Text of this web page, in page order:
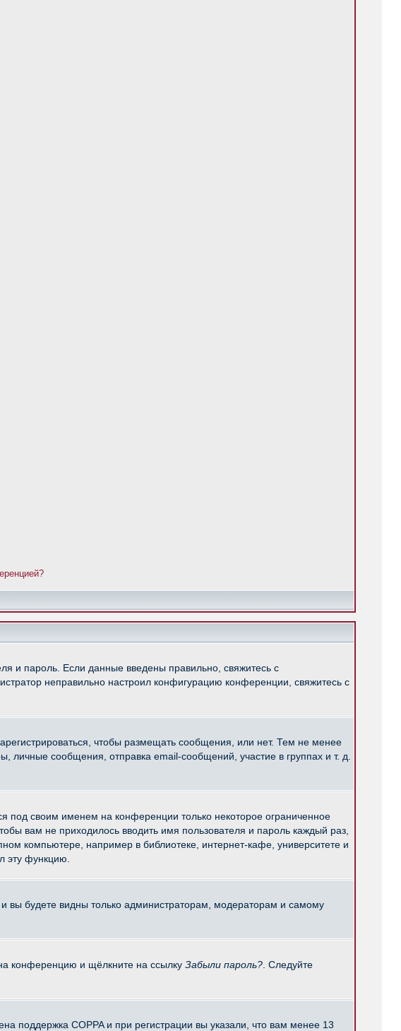
и пароль. Если данные введены правильно, свяжитесь с
неправильно настроил конфигурацию конференции, свяжитесь с
чтобы размещать сообщения, или нет. Тем не менее
сообщения, отправка email-сообщений, участие в группах и т. д.
под своим именем на конференции только некоторое ограниченное
вам не приходилось вводить имя пользователя и пароль каждый раз,
компьютере, например в библиотеке, интернет-кафе, университете и
эту функцию.
, и вы будете видны только администраторам, модераторам и самому
конференцию и щёлкните на ссылку Забыли пароль? . Следуйте
поддержка COPPA и при регистрации вы указали, что вам менее 13